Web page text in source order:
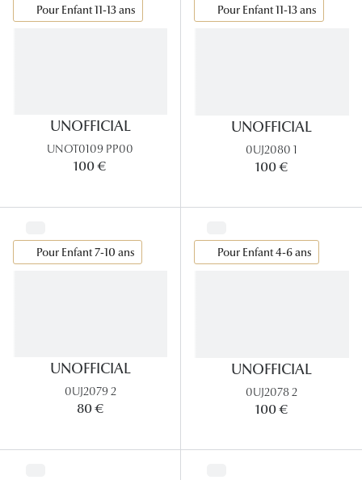
Nos
Pour Enfant 11-13 ans
UNOFFICIAL
UNOT0109 PP00
100 €
Pour Enfant 11-13 ans
UNOFFICIAL
0UJ2080 1
100 €
Pour Enfant 7-10 ans
UNOFFICIAL
0UJ2079 2
80 €
Pour Enfant 4-6 ans
UNOFFICIAL
0UJ2078 2
100 €